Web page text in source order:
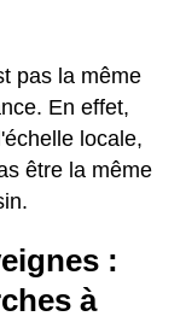
pas la même
En effet,
locale,
être la même
:
à